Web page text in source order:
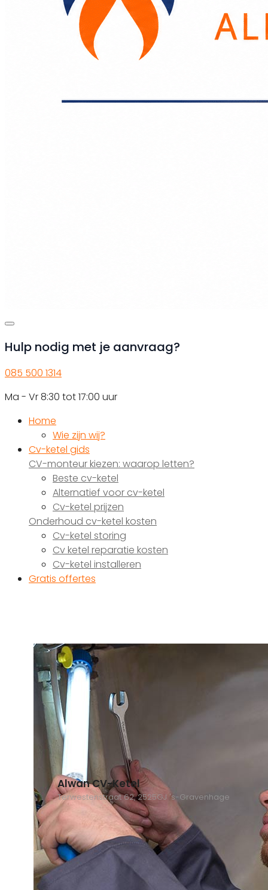
Hulp nodig met je aanvraag?
085 500 1314
Ma - Vr 8:30 tot 17:00 uur
Home
Wie zijn wij?
Cv-ketel gids
CV-monteur kiezen: waarop letten?
Beste cv-ketel
Alternatief voor cv-ketel
Cv-ketel prijzen
Onderhoud cv-ketel kosten
Cv-ketel storing
Cv ketel reparatie kosten
Cv-ketel installeren
Gratis offertes
Alwan CV-Ketel
Terwestenstraat 62, 2525GJ 's-Gravenhage